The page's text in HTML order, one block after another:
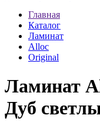
Главная
Каталог
Ламинат
Alloc
Original
Ламинат
Дуб